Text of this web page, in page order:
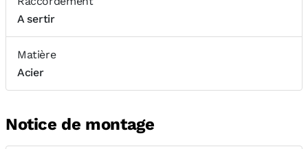
A sertir
Matière
Acier
Notice de montage